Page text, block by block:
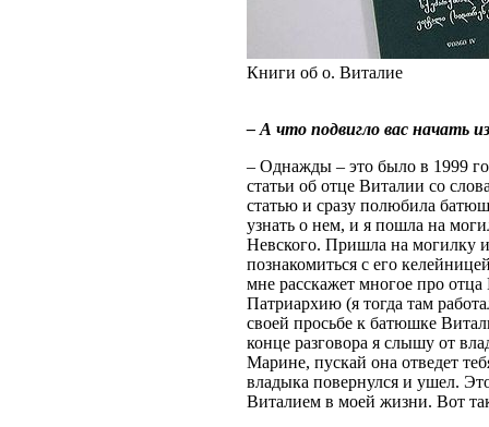
Книги об о. Виталие
– А что подвигло вас начать
– Однажды – это было в 1999
статьи об отце Виталии со
статью и сразу полюбила
узнать о нем, и я пошла на
Невского. Пришла на могилку
познакомиться с его
мне расскажет многое про
Патриархию (я тогда там
своей просьбе к батюшке
конце разговора я слышу от
Марине, пускай она отведет
владыка повернулся и ушел.
Виталием в моей жизни. Вот